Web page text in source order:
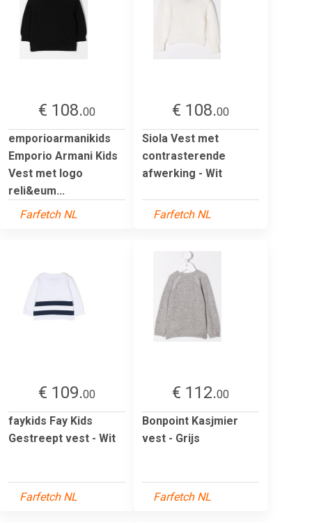
€ 108.00
emporioarmanikids
Emporio Armani Kids
Vest met logo
reli&eum...
Farfetch NL
€ 108.00
Siola Vest met
contrasterende
afwerking - Wit
Farfetch NL
€ 109.00
faykids Fay Kids
Gestreept vest - Wit
Farfetch NL
€ 112.00
Bonpoint Kasjmier
vest - Grijs
Farfetch NL